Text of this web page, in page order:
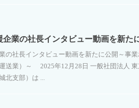
企業の社長インタビュー動画を新た
の社長インタビュー動画を新たに公開～事業
送業）～ 2025年12月28日 一般社団法人
北支部）は ...